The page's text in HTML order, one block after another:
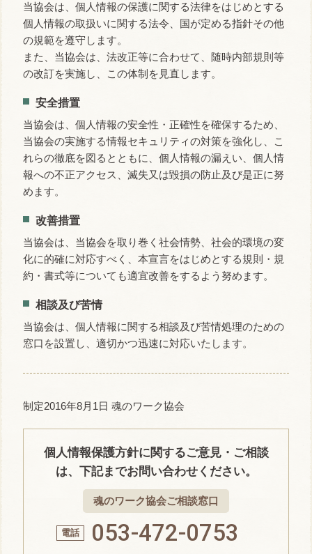
当協会は、個人情報の保護に関する法律をはじめとする
個人情報の取扱いに関する法令、国が定める指針その他
の規範を遵守します。
また、当協会は、法改正等に合わせて、随時内部規則等
の改訂を実施し、この体制を見直します。
安全措置
当協会は、個人情報の安全性・正確性を確保するため、
当協会の実施する情報セキュリティの対策を強化し、こ
れらの徹底を図るとともに、個人情報の漏えい、個人情
報への不正アクセス、滅失又は毀損の防止及び是正に努
めます。
改善措置
当協会は、当協会を取り巻く社会情勢、社会的環境の変
化に的確に対応すべく、本宣言をはじめとする規則・規
約・書式等についても適宜改善をするよう努めます。
相談及び苦情
当協会は、個人情報に関する相談及び苦情処理のための
窓口を設置し、適切かつ迅速に対応いたします。
制定2016年8月1日 魂のワーク協会
個人情報保護方針に関するご意見・ご相談
は、下記までお問い合わせください。
魂のワーク協会ご相談窓口
053-472-0753